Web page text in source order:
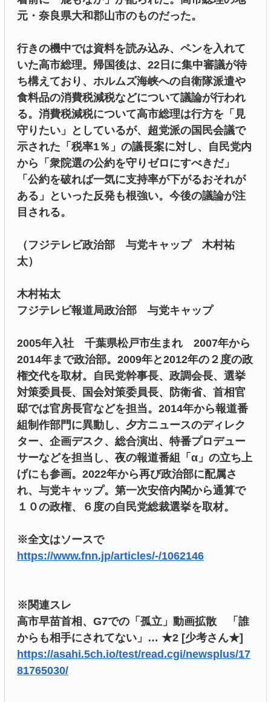
元・奈良県大和郡山市のものだった。
行きの機中では資料を読み込み、ペンを入れて
いた高市総理。帰国後は、22日に集中審議が待
ち構えており、ホルムズ海峡への自衛隊派遣や
食料品の消費税減税などについて議論が行われ
る。消費税減税について高市総理は行方を「見
守りたい」としているが、超党派の国民会議で
示された「税率1％」の議長案に対し、自民党内
から「衆院選の公約を守りゼロにすべきだ」
「公約を破れば一気に支持率が下がるおそれが
ある」といった反発も根強い。今後の議論が注
目される。
（フジテレビ政治部 与党キャップ 木村祐
太）
木村祐太
フジテレビ報道局政治部 与党キャップ
2005年入社 千葉県松戸市生まれ 2007年から
2014年まで政治部。2009年と2012年の２度の政
権交代を取材。自民党幹事長、政調会長、選挙
対策委員長、国会対策委員長、防衛省、首相官
邸では官房長官などを担当。2014年から報道番
組制作部門に異動し、夕方ニュースのディレク
ター、企画デスク、総合演出、特番プロデュー
サーなどを担当し、夜の報道番組「α」の立ち上
げにも参画。2022年から再び政治部に配属さ
れ、与党キャップ。第一次安倍内閣から通算で
１０の政権、６度の自民党総裁選挙を取材。
※全文はソースで
https://www.fnn.jp/articles/-/1062146
※関連スレ
高市早苗首相、G7での「孤立」動画拡散 「誰
からも相手にされてない」… ★2 [少考さん★]
https://asahi.5ch.io/test/read.cgi/newsplus/17
81765030/